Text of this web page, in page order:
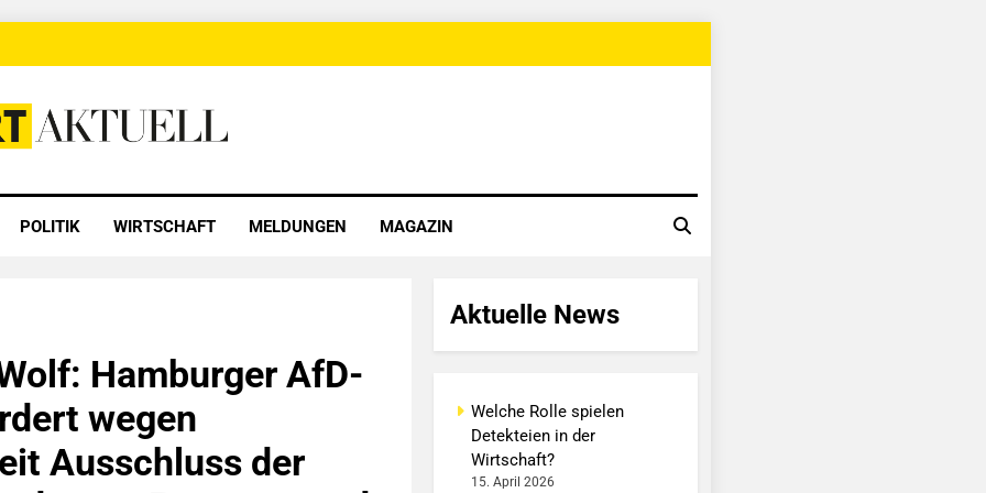
POLITIK WIRTSCHAFT MELDUNGEN MAGAZIN
Hamburger AfD-
wegen
Ausschluss der
Aktuelle News
Welche Rolle spielen
Detekteien in der
Wirtschaft?
15. April 2026